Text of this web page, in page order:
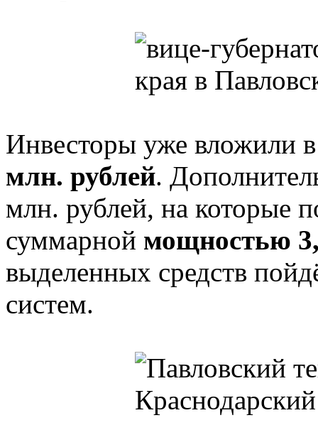
Инвесторы уже вложили
млн. рублей.
млн. рублей, на которые
суммарной мощностью
выделенных средств
систем.